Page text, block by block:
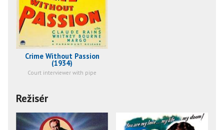
Crime Without Passion
(1934)
Court interviewer with pipe
Režisér